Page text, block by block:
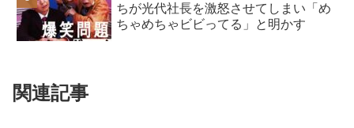
ちが光代社長を激怒させてしまい「め
ちゃめちゃビビってる」と明かす
関連記事